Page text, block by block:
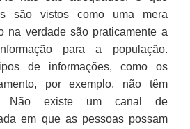
são vistos como uma mera
na verdade são praticamente a
para a população.
de informações, como os
por exemplo, não têm
Não existe um canal de
em que as pessoas possam